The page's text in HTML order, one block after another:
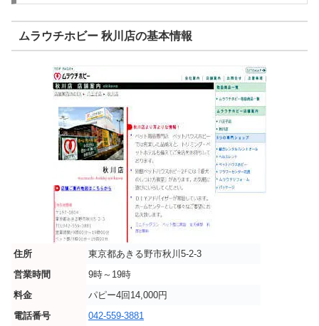
ムラウチホビー 秋川店の基本情報
住所
東京都あきる野市秋川5-2-3
営業時間
9時～19時
料金
パピー4回14,000円
電話番号
042-559-3881